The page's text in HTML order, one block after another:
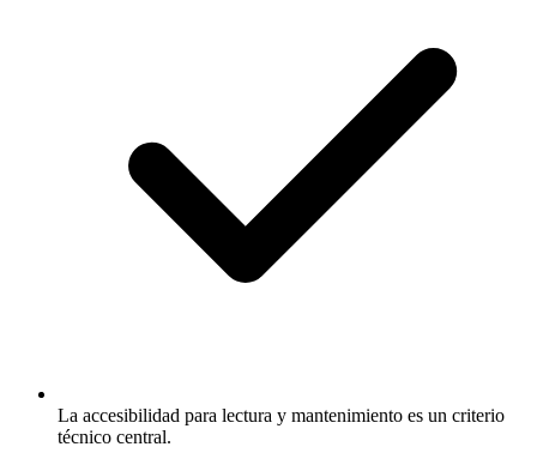
La accesibilidad para lectura y mantenimiento es un criterio
técnico central.